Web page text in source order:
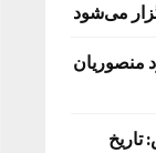
می‌شود
منصوریان